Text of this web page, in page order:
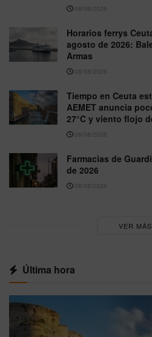
08/08/2026
Horarios ferrys
agosto de 2026:
Armas
08/08/2026
Tiempo en Ceuta
AEMET anuncia
27°C y viento flojo
08/08/2026
Farmacias de
de 2026
08/08/2026
VER MÁS
Última hora